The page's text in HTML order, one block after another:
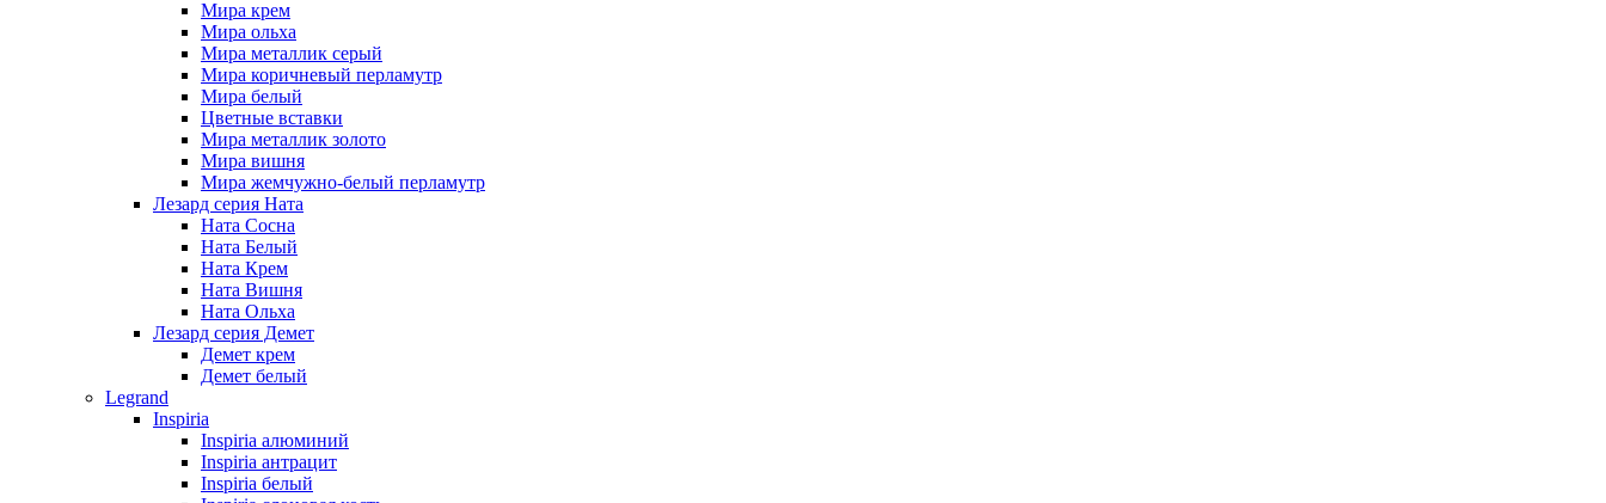
Мира крем
Мира ольха
Мира металлик серый
Мира коричневый перламутр
Мира белый
Цветные вставки
Мира металлик золото
Мира вишня
Мира жемчужно-белый перламутр
Лезард серия Ната
Ната Сосна
Ната Белый
Ната Крем
Ната Вишня
Ната Ольха
Лезард серия Демет
Демет крем
Демет белый
Legrand
Inspiria
Inspiria алюминий
Inspiria антрацит
Inspiria белый